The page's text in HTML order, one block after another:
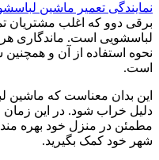
نمایندگی تعمیر ماشین
برقی دوو که اغلب مشتریان
لباسشویی است. ماندگاری هر
نحوه استفاده از آن و
است.
این بدان معناست که ماشین
دلیل خراب شود. در این زمان
مطمئن در منزل خود بهره مند
شهر خود کمک بگیرید.